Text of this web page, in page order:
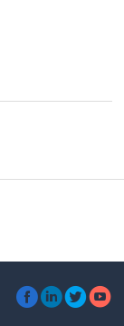
